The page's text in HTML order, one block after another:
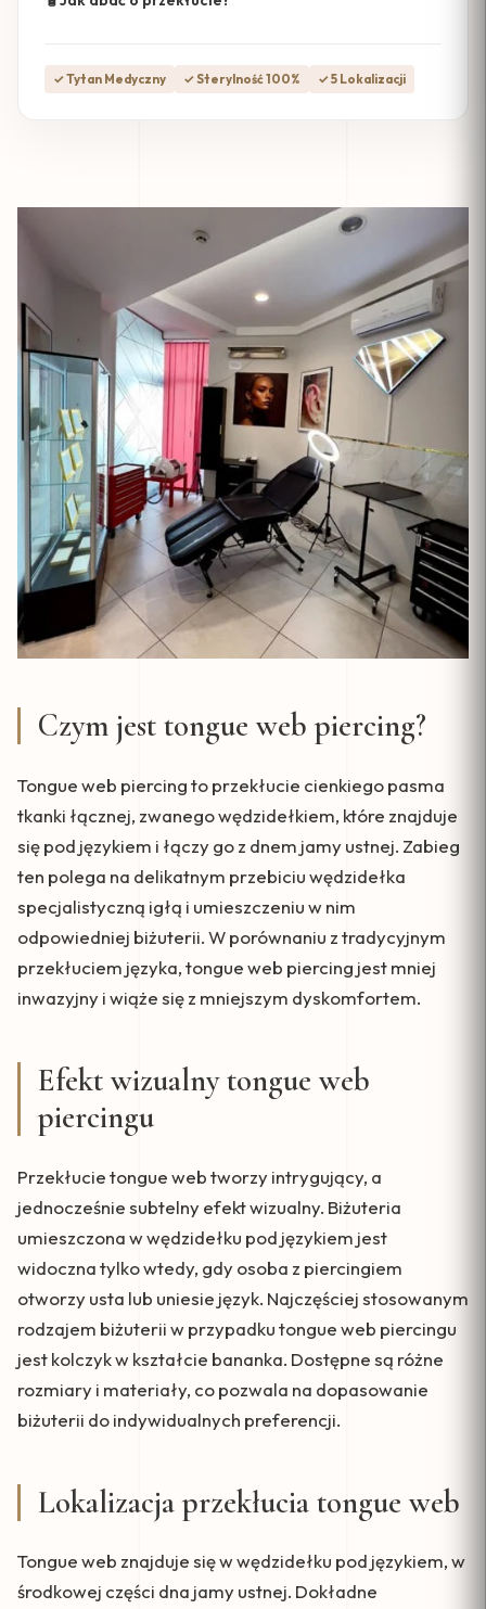
✓ Tytan Medyczny ✓ Sterylność 100% ✓ 5 Lokalizacji
Czym jest tongue web piercing?
Tongue web piercing to przekłucie cienkiego pasma
tkanki łącznej, zwanego wędzidełkiem, które znajduje
się pod językiem i łączy go z dnem jamy ustnej. Zabieg
ten polega na delikatnym przebiciu wędzidełka
specjalistyczną igłą i umieszczeniu w nim
odpowiedniej biżuterii. W porównaniu z tradycyjnym
przekłuciem języka, tongue web piercing jest mniej
inwazyjny i wiąże się z mniejszym dyskomfortem.
Efekt wizualny tongue web
piercingu
Przekłucie tongue web tworzy intrygujący, a
jednocześnie subtelny efekt wizualny. Biżuteria
umieszczona w wędzidełku pod językiem jest
widoczna tylko wtedy, gdy osoba z piercingiem
otworzy usta lub uniesie język. Najczęściej stosowanym
rodzajem biżuterii w przypadku tongue web piercingu
jest kolczyk w kształcie bananka. Dostępne są różne
rozmiary i materiały, co pozwala na dopasowanie
biżuterii do indywidualnych preferencji.
Lokalizacja przekłucia tongue web
Tongue web znajduje się w wędzidełku pod językiem, w
środkowej części dna jamy ustnej. Dokładne